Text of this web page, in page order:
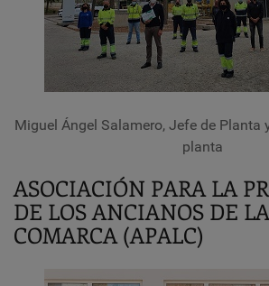
Miguel Ángel Salamero, Jefe de Planta
planta
ASOCIACIÓN PARA LA
DE LOS ANCIANOS DE
COMARCA (APALC)